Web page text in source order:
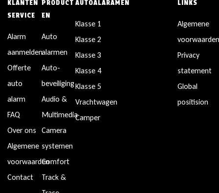
KLANTEN
SERVICE
Alarm
aanmelden
Offerte
auto
alarm
FAQ
Over ons
Algemene
voorwaarden
Contact
PRODUCT
EN
Auto
alarmen
Auto-
beveiliging
Audio &
Multimedia
Camera
systemen
Comfort
Track &
AUTOALARAMEN
Klasse 1
Klasse 2
Klasse 3
Klasse 4
Klasse 5
Vrachtwagen
Camper
LINKS
Algemene
Privacy
statement
Global
positision